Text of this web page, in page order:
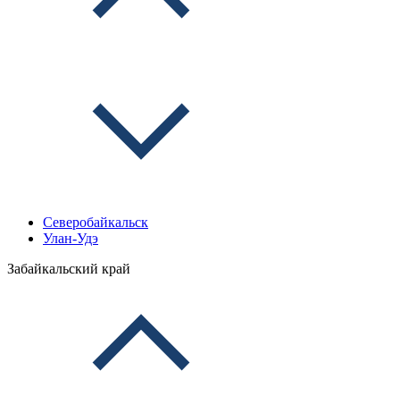
Северобайкальск
Улан-Удэ
Забайкальский край